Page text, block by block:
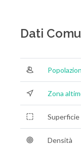
Dati
Zona
Superficie
Densità